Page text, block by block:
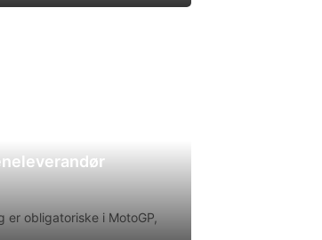
er obligatoriske i MotoGP,